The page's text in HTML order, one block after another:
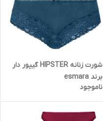
شورت زنانه HIPSTER گیپور دار
برند esmara
ناموجود